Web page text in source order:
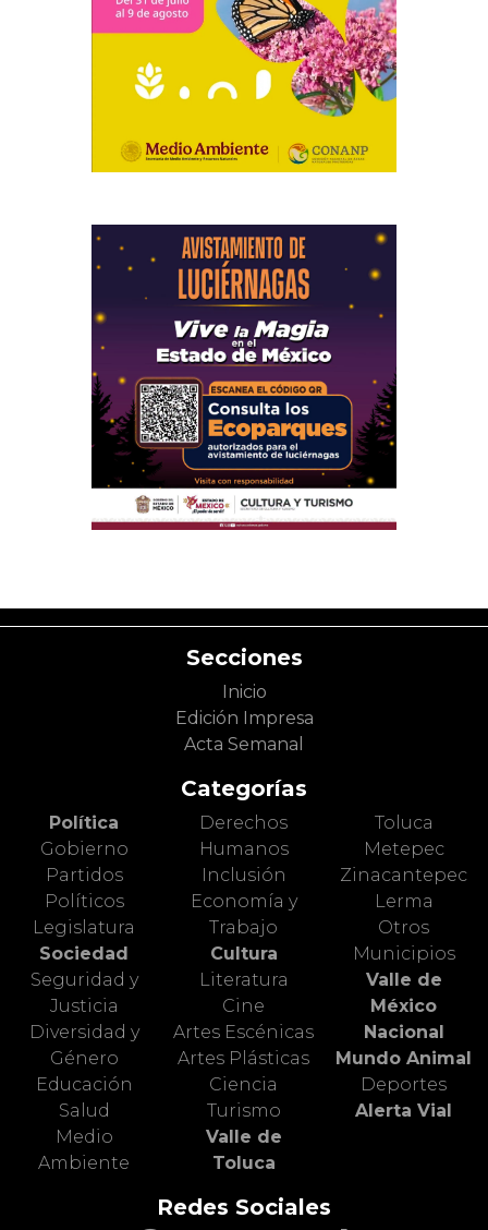
Secciones
Inicio
Edición Impresa
Acta Semanal
Categorías
Política
Gobierno
Partidos
Políticos
Legislatura
Sociedad
Seguridad y
Justicia
Diversidad y
Género
Educación
Salud
Medio
Ambiente
Derechos
Humanos
Inclusión
Economía y
Trabajo
Cultura
Literatura
Cine
Artes Escénicas
Artes Plásticas
Ciencia
Turismo
Valle de
Toluca
Toluca
Metepec
Zinacantepec
Lerma
Otros
Municipios
Valle de
México
Nacional
Mundo Animal
Deportes
Alerta Vial
Redes Sociales